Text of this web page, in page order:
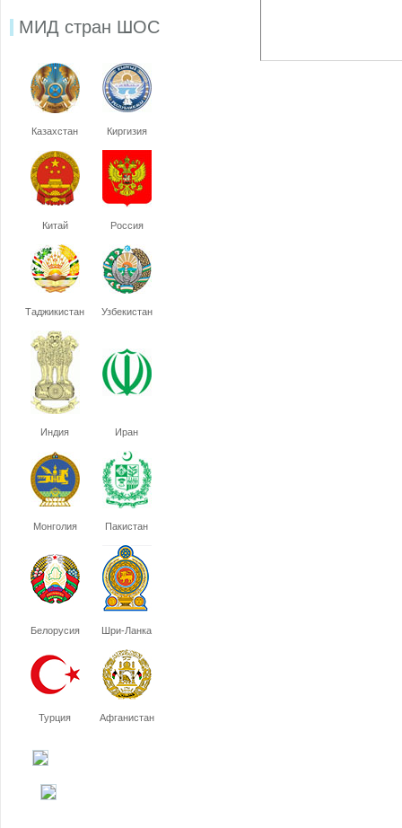
МИД стран ШОС
Казахстан Киргизия
Китай Россия
Таджикистан Узбекистан
Индия Иран
Монголия Пакистан
Белорусия Шри-Ланка
Турция Афганистан